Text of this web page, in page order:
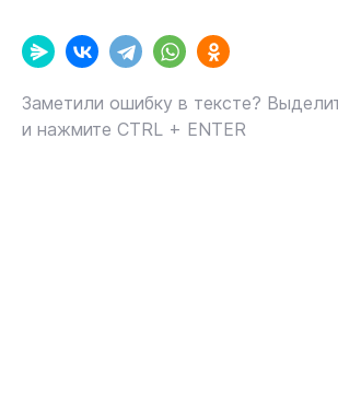
Заметили ошибку в тексте?
и нажмите CTRL + ENTER